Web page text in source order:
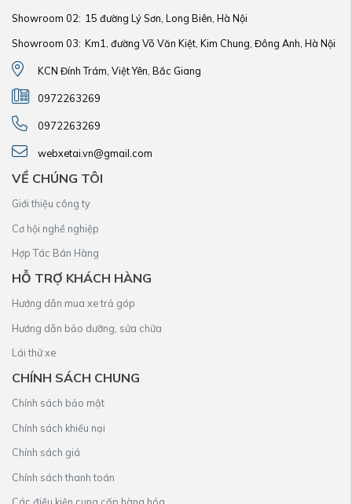
Showroom 02: 15 đường Lý Sơn, Long Biên, Hà Nội
Showroom 03: Km1, đường Võ Văn Kiệt, Kim Chung, Đông Anh, Hà Nội
KCN Đính Trám, Việt Yên, Bắc Giang
0972263269
0972263269
webxetai.vn@gmail.com
VỀ CHÚNG TÔI
Giới thiệu công ty
Cơ hội nghề nghiệp
Hợp Tác Bán Hàng
HỖ TRỢ KHÁCH HÀNG
Hướng dẫn mua xe trả góp
Hướng dẫn bảo dưỡng, sửa chữa
Lái thử xe
CHÍNH SÁCH CHUNG
Chính sách bảo mật
Chính sách khiếu nại
Chính sách giá
Chính sách thanh toán